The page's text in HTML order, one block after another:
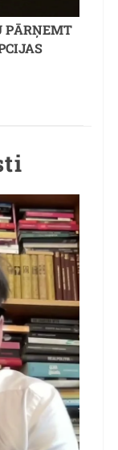
PĀRŅEMT